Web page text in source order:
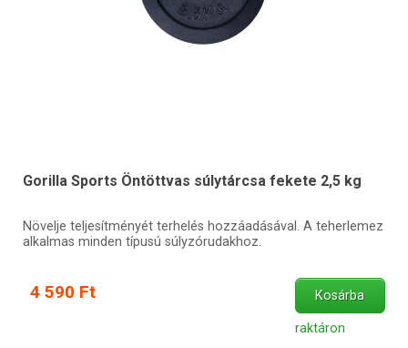
Gorilla Sports Öntöttvas súlytárcsa fekete 2,5 kg
Növelje teljesítményét terhelés hozzáadásával. A teherlemez
alkalmas minden típusú súlyzórudakhoz.
4 590 Ft Kosárba
raktáron